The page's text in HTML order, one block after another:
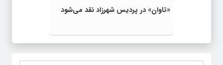
«تاوان» در پردیس شهرزاد نقد می‌شود